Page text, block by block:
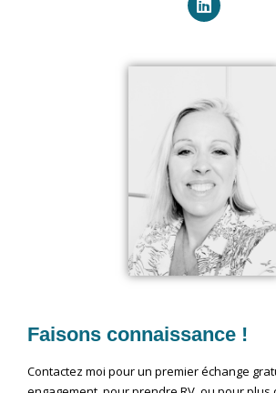
Faisons connaissance !
Contactez moi pour un premier échange